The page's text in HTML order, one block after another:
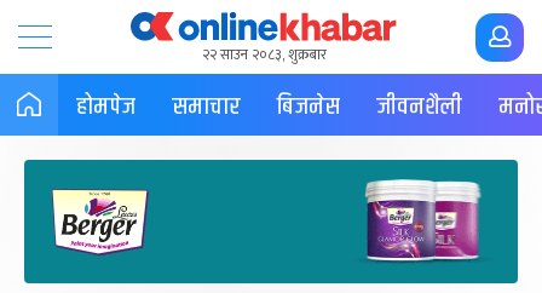
२२ साउन २०८३, शुक्रबार
होमपेज समाचार बिजनेस जीवनशैली